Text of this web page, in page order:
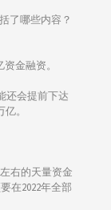
了哪些内容？
金融资。
还会提前下达
。
右的天量资金
在2022年全部